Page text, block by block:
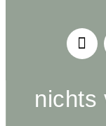
nichts